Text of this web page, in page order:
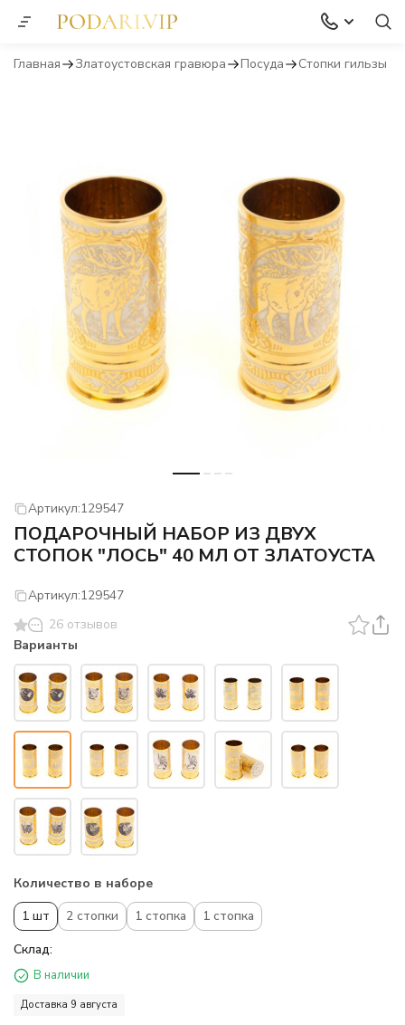
Главная Златоустовская гравюра Посуда Стопки гильзы
Артикул:129547
ПОДАРОЧНЫЙ НАБОР ИЗ ДВУХ
СТОПОК "ЛОСЬ" 40 МЛ ОТ ЗЛАТОУСТА
Артикул:129547
26 отзывов
Варианты
Количество в наборе
1 шт
2 стопки 1 стопка
1 стопка
Склад:
В наличии
Доставка 9 августа